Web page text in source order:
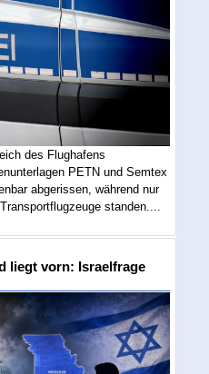
des Flughafens
PETN und Semtex
abgerissen, während nur
standen....
liegt vorn: Israelfrage